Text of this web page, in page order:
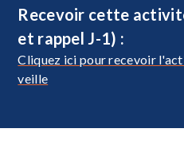
Recevoir cette
et rappel J-1) :
Cliquez ici pour recevoir
veille